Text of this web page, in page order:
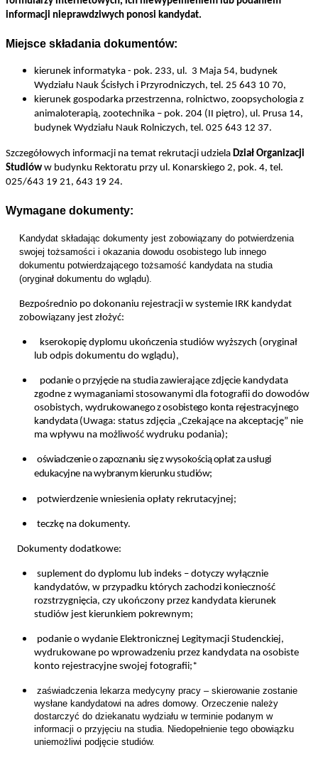
informacji nieprawdziwych ponosi kandydat.
Miejsce składania dokumentów:
kierunek informatyka - pok. 233, ul. 3 Maja 54, budynek
Wydziału Nauk Ścisłych i Przyrodniczych, tel. 25 643 10 70,
kierunek gospodarka przestrzenna, rolnictwo, zoopsychologia z
animaloterapią, zootechnika – pok. 204 (II piętro), ul. Prusa 14,
budynek Wydziału Nauk Rolniczych, tel. 025 643 12 37.
Szczegółowych informacji na temat rekrutacji udziela Dział Organizacji
Studiów w budynku Rektoratu przy ul. Konarskiego 2, pok. 4, tel.
025/643 19 21, 643 19 24.
Wymagane dokumenty:
Kandydat składając dokumenty jest zobowiązany do potwierdzenia
swojej tożsamości i okazania dowodu osobistego lub innego
dokumentu potwierdzającego tożsamość kandydata na studia
(oryginał dokumentu do wglądu).
Bezpośrednio po dokonaniu rejestracji w systemie IRK kandydat
zobowiązany jest złożyć:
kserokopię dyplomu ukończenia studiów wyższych (oryginał
lub odpis dokumentu do wglądu),
podanie o przyjęcie na studiazawierające zdjęcie kandydata
zgodne z wymaganiami stosowanymi dla fotografii do dowodów
osobistych, wydrukowanego z osobistego konta rejestracyjnego
kandydata (Uwaga: status zdjęcia „Czekające na akceptację” nie
ma wpływu na możliwość wydruku podania);
oświadczenie o zapoznaniu się z wysokością opłat za usługi
edukacyjne na wybranym kierunku studiów;
potwierdzenie wniesienia opłaty rekrutacyjnej;
teczkę na dokumenty.
Dokumenty dodatkowe:
suplement do dyplomu lub indeks – dotyczy wyłącznie
kandydatów, w przypadku których zachodzi konieczność
rozstrzygnięcia, czy ukończony przez kandydata kierunek
studiów jest kierunkiem pokrewnym;
podanie o wydanie Elektronicznej Legitymacji Studenckiej,
wydrukowane po wprowadzeniu przez kandydata na osobiste
konto rejestracyjne swojej fotografii;*
zaświadczenia lekarza medycyny pracy – skierowanie zostanie
wysłane kandydatowi na adres domowy. Orzeczenie należy
dostarczyć do dziekanatu wydziału w terminie podanym w
informacji o przyjęciu na studia.
Niedopełnienie tego obowiązku
uniemożliwi podjęcie studiów.